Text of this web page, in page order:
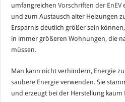
umfangreichenVorschriften der EnEV
und zum Austausch alter Heizungen
Ersparnis deutlich größer sein
in immer größeren Wohnungen, die
müssen.
Man kann nicht verhindern, Energie
saubere Energie verwenden. Sie
und erzeugt bei der Herstellung kaum